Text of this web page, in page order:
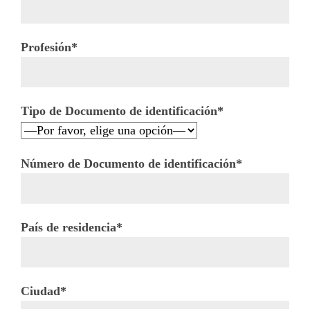
Profesión*
Tipo de Documento de identificación*
Número de Documento de identificación*
País de residencia*
Ciudad*